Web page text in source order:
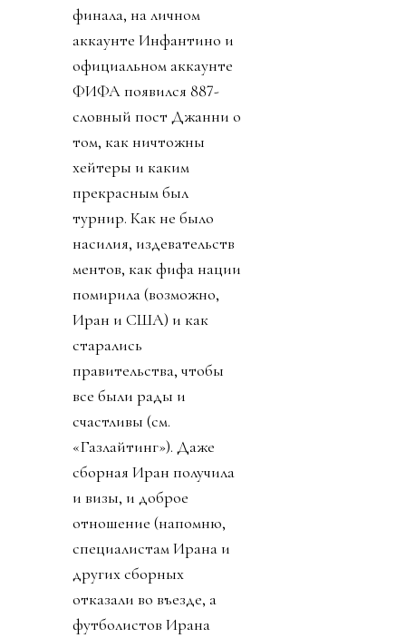
финала, на личном
аккаунте Инфантино и
официальном аккаунте
ФИФА появился 887-
словный пост Джанни о
том, как ничтожны
хейтеры и каким
прекрасным был
турнир. Как не было
насилия, издевательств
ментов, как фифа нации
помирила (возможно,
Иран и США) и как
старались
правительства, чтобы
все были рады и
счастливы (см.
«Газлайтинг»). Даже
сборная Иран получила
и визы, и доброе
отношение (напомню,
специалистам Ирана и
других сборных
отказали во въезде, а
футболистов Ирана